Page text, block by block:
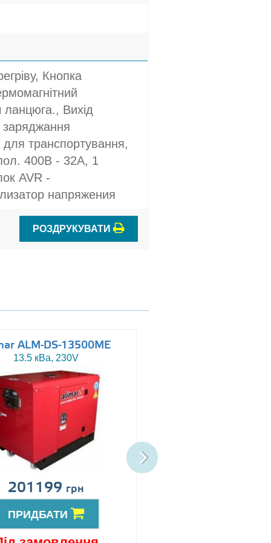
Кнопка
ланцюга., Вихід
заряджання
транспортування,
400В - 32A, 1
AVR -
напряжения
РОЗДРУКУВАТИ
ALM-DS-13500ME
13.5 кВа, 230V
201199 грн
ПРИДБАТИ